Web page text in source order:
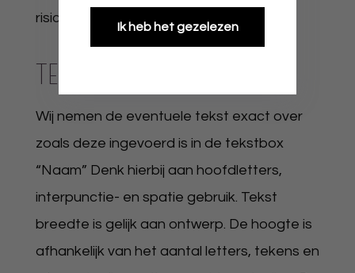
risico.
TEKST
Wij nemen de eventuele tekst exact over
zoals deze ingevoerd is in de tekstbox
“Naam” Denk hierbij aan hoofdletters,
interpunctie- en spatie gebruik. Tekst
breedte is gelijk aan ontwerp. De hoogte is
afhankelijk van het aantal letters, tekens en
Ik heb het gezelezen